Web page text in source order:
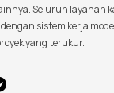
Seluruh layanan
sistem kerja
yang terukur.